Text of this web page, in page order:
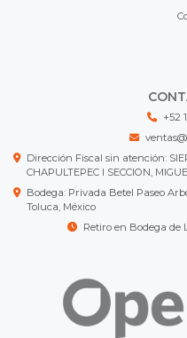
+52
Dirección Fiscal sin atención:
CHAPULTEPEC I SECCION,
Bodega: Privada Betel Paseo
Toluca, México
Retiro en Bodega de